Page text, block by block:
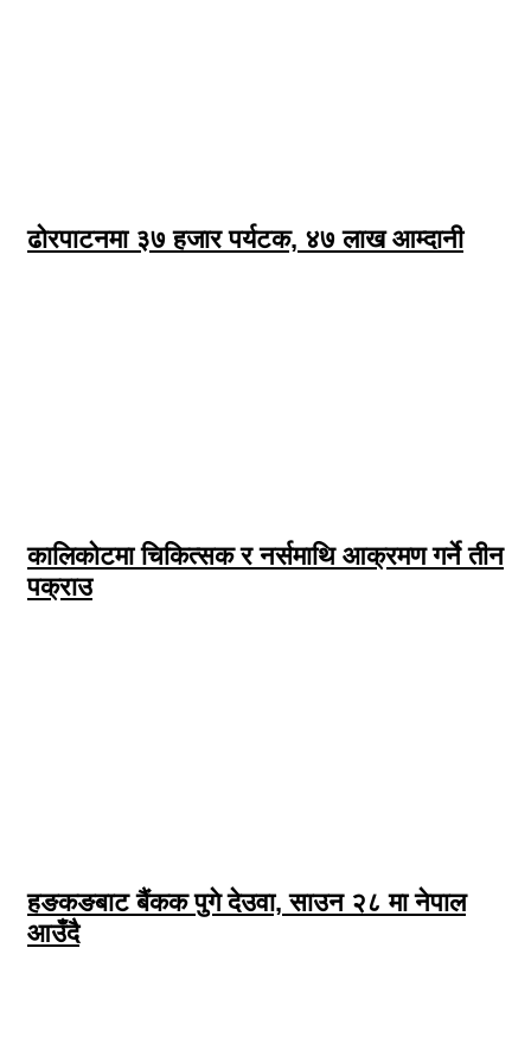
ढोरपाटनमा ३७ हजार पर्यटक, ४७ लाख आम्दानी
कालिकोटमा चिकित्सक र नर्समाथि आक्रमण गर्ने तीन
पक्राउ
हङकङबाट बैंकक पुगे देउवा, साउन २८ मा नेपाल
आउँदै